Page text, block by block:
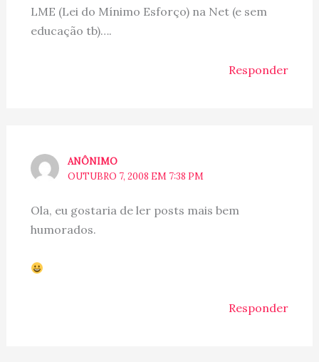
LME (Lei do Mínimo Esforço) na Net (e sem
educação tb)….
Responder
ANÔNIMO
OUTUBRO 7, 2008 EM 7:38 PM
Ola, eu gostaria de ler posts mais bem
humorados.
Responder